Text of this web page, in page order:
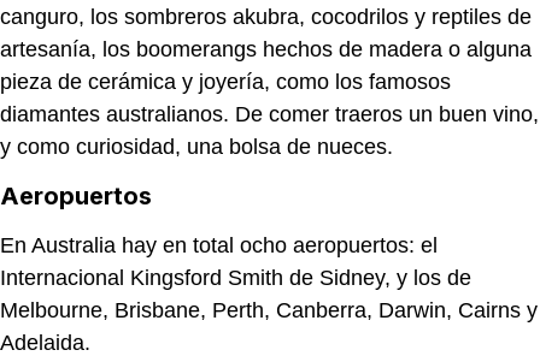
canguro, los sombreros akubra, cocodrilos y reptiles de
artesanía, los boomerangs hechos de madera o alguna
pieza de cerámica y joyería, como los famosos
diamantes australianos. De comer traeros un buen vino,
y como curiosidad, una bolsa de nueces.
Aeropuertos
En Australia hay en total ocho aeropuertos: el
Internacional Kingsford Smith de Sidney, y los de
Melbourne, Brisbane, Perth, Canberra, Darwin, Cairns y
Adelaida.